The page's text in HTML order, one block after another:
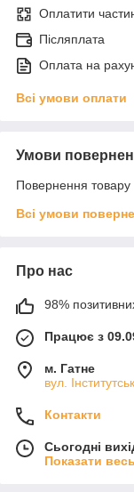
Оплатити
Післяплата
Оплата на
Всі умови оплати
Умови
Повернення товару
Всі умови
Про нас
98%
Працює з
м. Гатне
вул.
Контакти
Сьогодні
Показати